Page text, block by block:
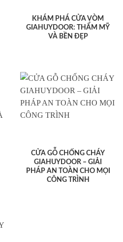
KHÁM PHÁ CỬA VÒM
GIAHUYDOOR: THẨM MỸ
VÀ BỀN ĐẸP
CỬA GỖ CHỐNG CHÁY
GIAHUYDOOR – GIẢI
PHÁP AN TOÀN CHO MỌI
CÔNG TRÌNH